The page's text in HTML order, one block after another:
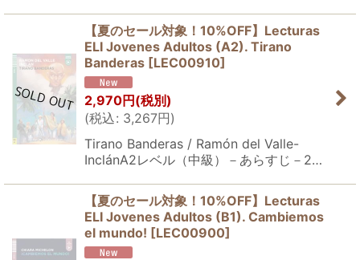
【夏のセール対象！10%OFF】Lecturas
ELI Jovenes Adultos (A2). Tirano
Banderas [LEC00910]
2,970円(税別)
(税込: 3,267円)
Tirano Banderas / Ramón del Valle-
InclánA2レベル（中級）－あらすじ－2…
【夏のセール対象！10%OFF】Lecturas
ELI Jovenes Adultos (B1). Cambiemos
el mundo! [LEC00900]